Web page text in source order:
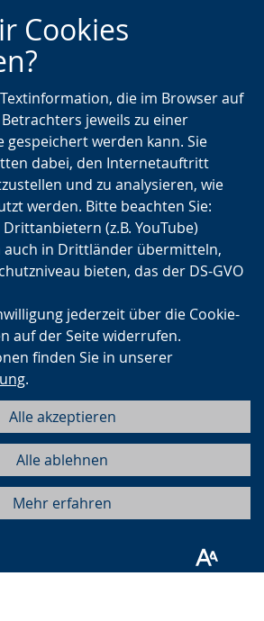
Zur
Hauptnavigation
Zur
Seitennavigation
Zum
Inhalt
Cookies
die im Browser auf
jeweils zu einer
gespeichert werden kann. Sie
dabei, den Internetauftritt
und zu analysieren, wie
werden. Bitte beachten Sie:
(z.B. YouTube)
auch in Drittländer übermitteln,
bieten, das der DS-GVO
jederzeit über die Cookie-
auf der Seite widerrufen.
finden Sie in unserer
.
Alle akzeptieren
Alle ablehnen
Mehr erfahren